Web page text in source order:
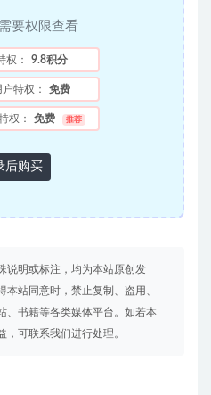
要权限查看
权： 9.8积分
特权： 免费
权： 免费 推荐
后购买
说明或标注，均为本站原创发
站同意时，禁止复制、盗用、
、书籍等各类媒体平台。如若本
，可联系我们进行处理。